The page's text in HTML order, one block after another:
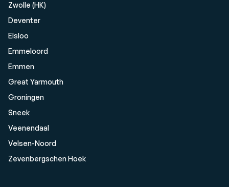
Zwolle (HK)
Deventer
Elsloo
Emmeloord
Emmen
Great Yarmouth
Groningen
Sneek
Veenendaal
Velsen-Noord
Zevenbergschen Hoek